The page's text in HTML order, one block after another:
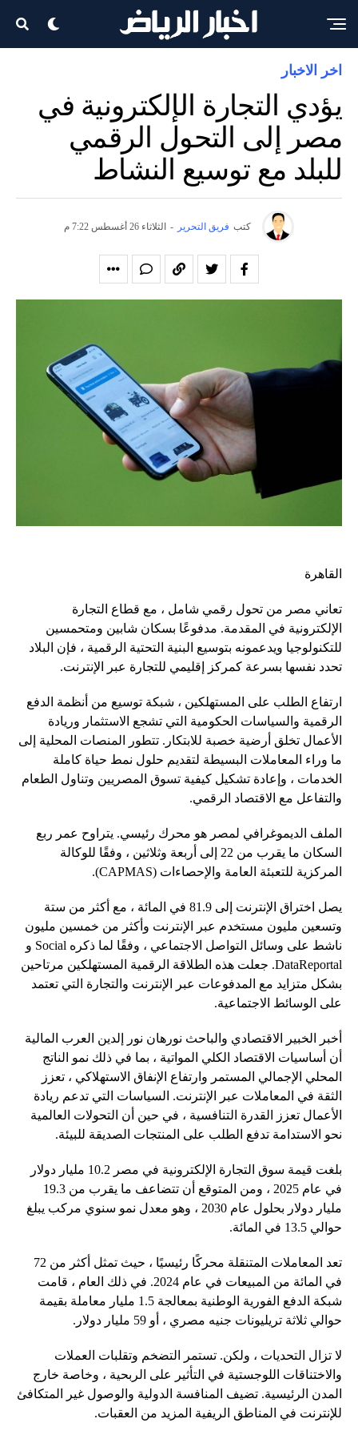
اخر الاخبار
يؤدي التجارة الإلكترونية في
مصر إلى التحول الرقمي
للبلد مع توسيع النشاط
كتب فريق التحرير - الثلاثاء 26 أغسطس 7:22 م
القاهرة
تعاني مصر من تحول رقمي شامل ، مع قطاع التجارة
الإلكترونية في المقدمة. مدفوعًا بسكان شابين ومتحمسين
للتكنولوجيا ويدعمونه بتوسيع البنية التحتية الرقمية ، فإن البلاد
تحدد نفسها بسرعة كمركز إقليمي للتجارة عبر الإنترنت.
ارتفاع الطلب على المستهلكين ، شبكة توسيع من أنظمة الدفع
الرقمية والسياسات الحكومية التي تشجع الاستثمار وريادة
الأعمال تخلق أرضية خصبة للابتكار. تتطور المنصات المحلية إلى
ما وراء المعاملات البسيطة لتقديم حلول نمط حياة كاملة
الخدمات ، وإعادة تشكيل كيفية تسوق المصريين وتناول الطعام
والتفاعل مع الاقتصاد الرقمي.
الملف الديموغرافي لمصر هو محرك رئيسي. يتراوح عمر ربع
السكان ما يقرب من 22 إلى أربعة وثلاثين ، وفقًا للوكالة
المركزية للتعبئة العامة والإحصاءات (CAPMAS).
يصل اختراق الإنترنت إلى 81.9 في المائة ، مع أكثر من ستة
وتسعين مليون مستخدم عبر الإنترنت وأكثر من خمسين مليون
ناشط على وسائل التواصل الاجتماعي ، وفقًا لما ذكره Social و
DataReportal. جعلت هذه الطلاقة الرقمية المستهلكين مرتاحين
بشكل متزايد مع المدفوعات عبر الإنترنت والتجارة التي تعتمد
على الوسائط الاجتماعية.
أخبر الخبير الاقتصادي والباحث نورهان نور إلدين العرب المالية
أن أساسيات الاقتصاد الكلي المواتية ، بما في ذلك نمو الناتج
المحلي الإجمالي المستمر وارتفاع الإنفاق الاستهلاكي ، تعزز
الثقة في المعاملات عبر الإنترنت. السياسات التي تدعم ريادة
الأعمال تعزز القدرة التنافسية ، في حين أن التحولات العالمية
نحو الاستدامة تدفع الطلب على المنتجات الصديقة للبيئة.
بلغت قيمة سوق التجارة الإلكترونية في مصر 10.2 مليار دولار
في عام 2025 ، ومن المتوقع أن تتضاعف ما يقرب من 19.3
مليار دولار بحلول عام 2030 ، وهو معدل نمو سنوي مركب يبلغ
حوالي 13.5 في المائة.
تعد المعاملات المتنقلة محركًا رئيسيًا ، حيث تمثل أكثر من 72
في المائة من المبيعات في عام 2024. في ذلك العام ، قامت
شبكة الدفع الفورية الوطنية بمعالجة 1.5 مليار معاملة بقيمة
حوالي ثلاثة تريليونات جنيه مصري ، أو 59 مليار دولار.
لا تزال التحديات ، ولكن. تستمر التضخم وتقلبات العملات
والاختناقات اللوجستية في التأثير على الربحية ، وخاصة خارج
المدن الرئيسية. تضيف المنافسة الدولية والوصول غير المتكافئ
للإنترنت في المناطق الريفية المزيد من العقبات.